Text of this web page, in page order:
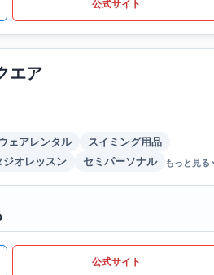
公式サイト
エア
ェアレンタル
スイミング用品
ジオレッスン セミパーソナル もっと見る
公式サイト